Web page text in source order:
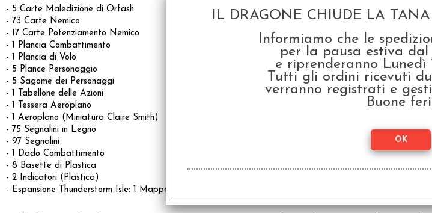
- 5 Carte Maledizione di Orfash
- 73 Carte Nemico
- 17 Carte Potenziamento Nemico
- 1 Plancia Combattimento
- 1 Plancia di Volo
- 5 Plance Personaggio
- 5 Sagome dei Personaggi
- 1 Tabellone delle Azioni
- 1 Tessera Aeroplano
- 1 Aeroplano (Miniatura Claire Smith)
- 75 Segnalini in Legno
- 97 Segnalini
- 1 Dado Combattimento
- 8 Basette di Plastica
- 2 Indicatori (Plastica)
- Espansione Thunderstorm Isle: 1 Mappa, 1 Carta Luogo Remoto, 28 Carte Missione, 14 Carte Avventura,
IL DRAGONE CHIUDE LA
Informiamo che le
per la pausa estiva
e riprenderanno Lunedì
Tutti gli ordini ricevuti
verranno registrati e
Buone